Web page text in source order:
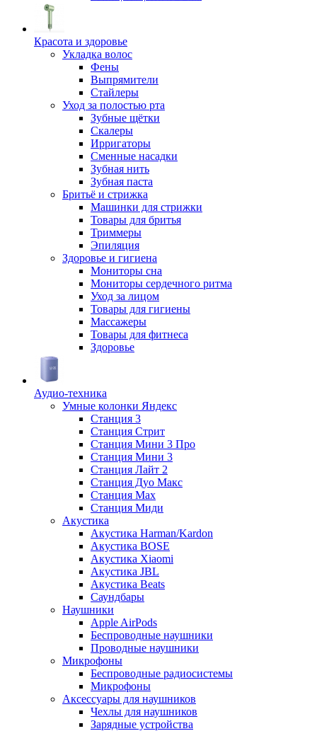
Красота и здоровье
Укладка волос
Фены
Выпрямители
Стайлеры
Уход за полостью рта
Зубные щётки
Скалеры
Ирригаторы
Сменные насадки
Зубная нить
Зубная паста
Бритьё и стрижка
Машинки для стрижки
Товары для бритья
Триммеры
Эпиляция
Здоровье и гигиена
Мониторы сна
Мониторы сердечного ритма
Уход за лицом
Товары для гигиены
Массажеры
Товары для фитнеса
Здоровье
Аудио-техника
Умные колонки Яндекс
Станция 3
Станция Стрит
Станция Мини 3 Про
Станция Мини 3
Станция Лайт 2
Станция Дуо Макс
Станция Max
Станция Миди
Акустика
Акустика Harman/Kardon
Акустика BOSE
Акустика Xiaomi
Акустика JBL
Акустика Beats
Саундбары
Наушники
Apple AirPods
Беспроводные наушники
Проводные наушники
Микрофоны
Беспроводные радиосистемы
Микрофоны
Аксессуары для наушников
Чехлы для наушников
Зарядные устройства